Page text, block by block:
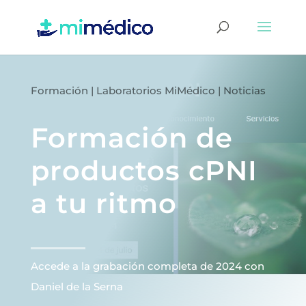
Formación | Laboratorios MiMédico | Noticias
Formación de
productos cPNI
a tu ritmo
Accede a la grabación completa de 2024 con
Daniel de la Serna ͏ ͏ ͏ ͏ ͏ ͏ ͏ ͏ ͏ ͏ ͏ ͏ ͏ ͏ ͏ ͏